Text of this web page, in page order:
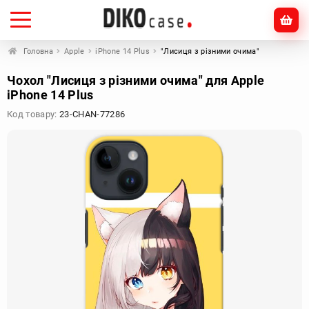
Головна Apple iPhone 14 Plus "Лисиця з різними очима"
Чохол "Лисиця з різними очима" для Apple
iPhone 14 Plus
Код товару: 23-CHAN-77286